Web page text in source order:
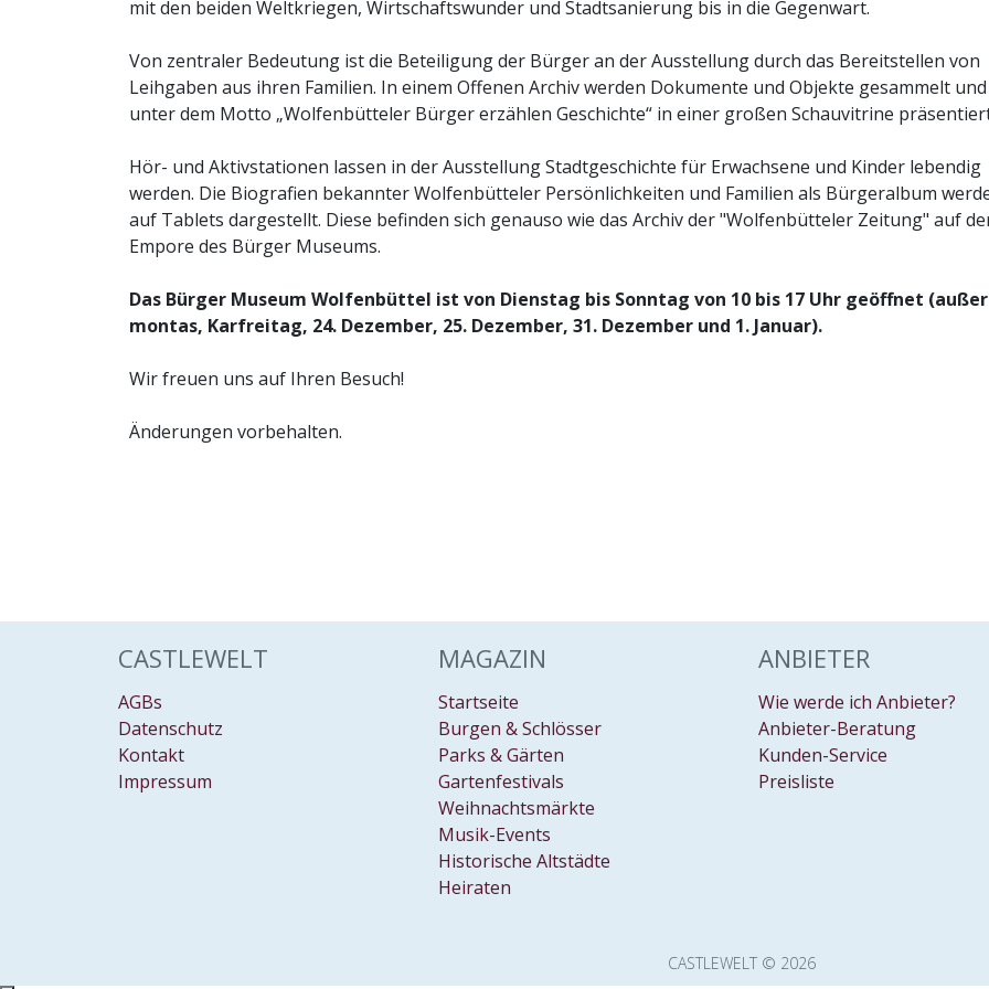
mit den beiden Weltkriegen, Wirtschaftswunder und Stadtsanierung bis in die Gegenwart.
Von zentraler Bedeutung ist die Beteiligung der Bürger an der Ausstellung durch das Bereitstellen von
Leihgaben aus ihren Familien. In einem Offenen Archiv werden Dokumente und Objekte gesammelt und
unter dem Motto „Wolfenbütteler Bürger erzählen Geschichte“ in einer großen Schauvitrine
Hör- und Aktivstationen lassen in der Ausstellung Stadtgeschichte für Erwachsene und Kinder lebendig
werden. Die Biografien bekannter Wolfenbütteler Persönlichkeiten und Familien als Bürgeralbum
auf Tablets dargestellt. Diese befinden sich genauso wie das Archiv der "Wolfenbütteler Zeitung" auf
Empore des Bürger Museums.
Das Bürger Museum Wolfenbüttel ist von Dienstag bis Sonntag von 10 bis 17 Uhr geöffnet (außer
montas, Karfreitag, 24. Dezember, 25. Dezember, 31. Dezember und 1. Januar).
Wir freuen uns auf Ihren Besuch!
Änderungen vorbehalten.
CASTLEWELT
AGBs
Datenschutz
Kontakt
Impressum
MAGAZIN
Startseite
Burgen & Schlösser
Parks & Gärten
Gartenfestivals
Weihnachtsmärkte
Musik-Events
Historische Altstädte
Heiraten
ANBIETER
Wie werde ich Anbieter?
Anbieter-Beratung
Kunden-Service
Preisliste
CASTLEWELT © 2026